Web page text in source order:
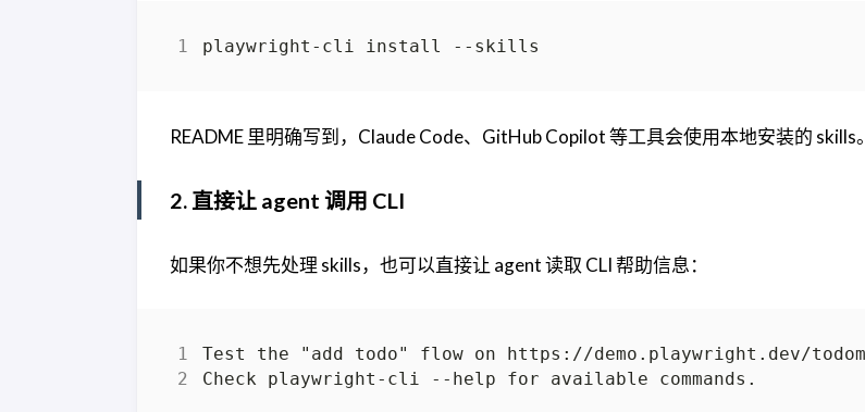
README 里明确写到，Claude Code、GitHub Copilot 等工具会使用本地安装的 skills。
2. 直接让 agent 调用 CLI
如果你不想先处理 skills，也可以直接让 agent 读取 CLI 帮助信息：